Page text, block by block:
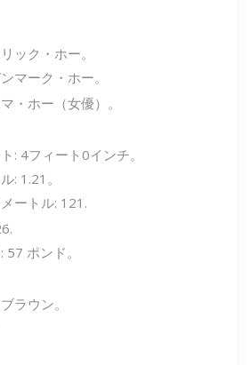
ック・ホー。
マーク・ホー。
・ホー（女優）。
: 4フィート0インチ。
: 1.21。
ートル: 121.
57 ポンド。
ラウン。